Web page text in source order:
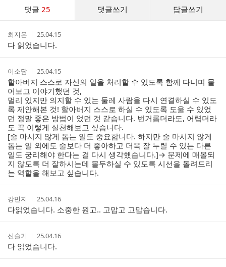
댓글25 댓글쓰기 답글쓰기
스
작
성
자
최지은
작
성
시
간
25.04.15
다 읽었습니다.
작
성
자
이소담
작
성
시
간
25.04.15
할아버지 스스로 자신의 일을 처리할 수 있도록 함께 다니며 물
어보고 이야기했던 것,
멀리 있지만 의지할 수 있는 둘레 사람을 다시 연결하실 수 있도
록 제안해본 것! 할아버지 스스로 하실 수 있도록 도울 수 있었
던 정말 좋은 방법이 었던 것 같습니다. 번거롭더라도, 어렵더라
도 꼭 이렇게 실천해보고 싶습니다.
[술 마시지 않게 돕는 일도 중요합니다. 하지만 술 마시지 않게
돕는 일 외에도 술보다 더 좋아하고 더욱 잘 누릴 수 있는 다른
일도 궁리해야 한다는 걸 다시 생각했습니다.]→ 문제에 매몰되
지 않도록 더 잘하시는데 몰두하실 수 있도록 시선을 돌려드리
는 역할을 해보고 싶습니다.
작
성
자
강민지
작
성
시
간
25.04.16
다읽었습니다. 소중한 원고.. 고맙고 고맙습니다.
작
성
자
신슬기
작
성
시
간
25.04.16
다 읽었습니다.